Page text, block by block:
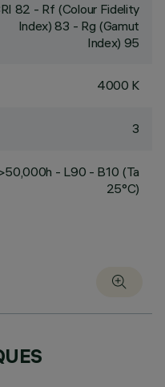
82 - Rf (Colour Fidelity
Index) 83 - Rg (Gamut
Index) 95
4000 K
3
- L90 - B10 (Ta
25°C)